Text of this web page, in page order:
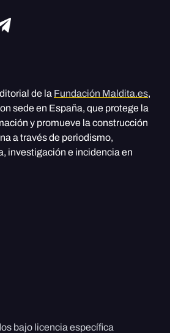
de la Fundación Maldita.es,
sede en España, que protege la
y promueve la construcción
a través de periodismo,
investigación e incidencia en
bajo licencia específica